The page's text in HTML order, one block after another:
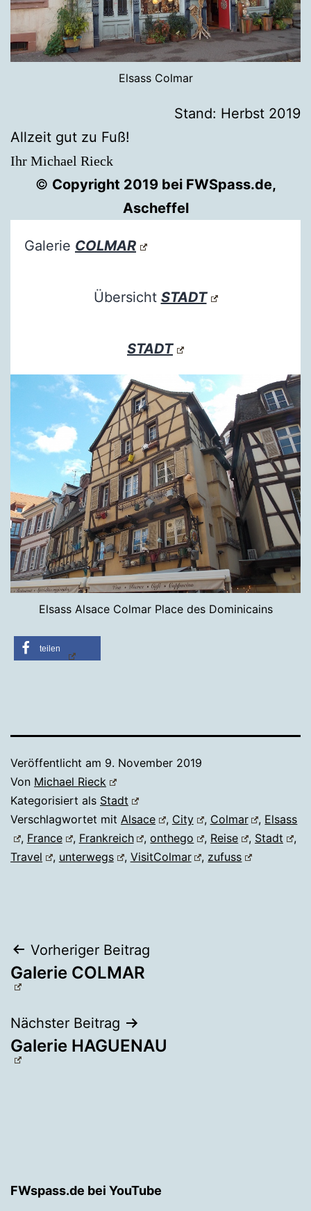
Elsass Colmar
Stand: Herbst 2019
Allzeit gut zu Fuß!
Ihr Michael Rieck
© Copyright 2019 bei FWSpass.de,
Ascheffel
Galerie COLMAR
Übersicht STADT
STADT
Elsass Alsace Colmar Place des Dominicains
teilen
Veröffentlicht am 9. November 2019
Von Michael Rieck
Kategorisiert als Stadt
Verschlagwortet mit Alsace , City , Colmar , Elsass
, France , Frankreich ,onthego , Reise , Stadt
,
Travel
, unterwegs , VisitColmar , zufuss
Beitragsnavigation
Vorheriger Beitrag
Galerie COLMAR
Nächster Beitrag
Galerie HAGUENAU
FWspass.de bei YouTube